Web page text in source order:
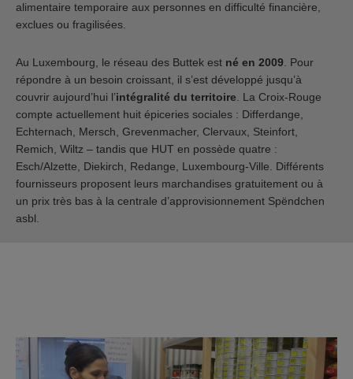
alimentaire temporaire aux personnes en difficulté financière,
exclues ou fragilisées.
Au Luxembourg, le réseau des Buttek est né en 2009 . Pour
répondre à un besoin croissant, il s’est développé jusqu’à
couvrir aujourd’hui l’intégralité du territoire . La Croix-Rouge
compte actuellement huit épiceries sociales : Differdange,
Echternach, Mersch, Grevenmacher, Clervaux, Steinfort,
Remich, Wiltz – tandis que HUT en possède quatre :
Esch/Alzette, Diekirch, Redange, Luxembourg-Ville. Différents
fournisseurs proposent leurs marchandises gratuitement ou à
un prix très bas à la centrale d’approvisionnement Spëndchen
asbl.